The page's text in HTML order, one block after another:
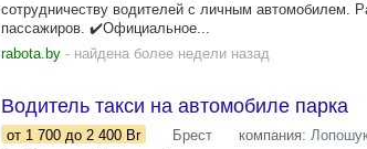
сотрудничеству водителей с личным автомобилем.
пассажиров. ✔️Официальное...
rabota.by - найдена более недели назад
Водитель такси на автомобиле парка
от 1 700 до 2 400 Br Брест компания: